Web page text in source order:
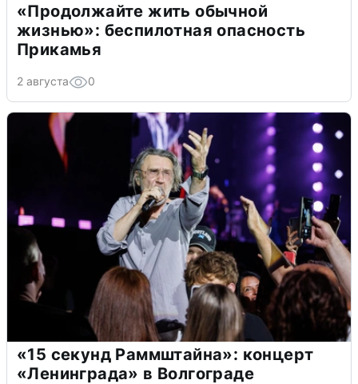
«Продолжайте жить обычной
жизнью»: беспилотная опасность
Прикамья
2 августа 0
«15 секунд Раммштайна»: концерт
«Ленинграда» в Волгограде